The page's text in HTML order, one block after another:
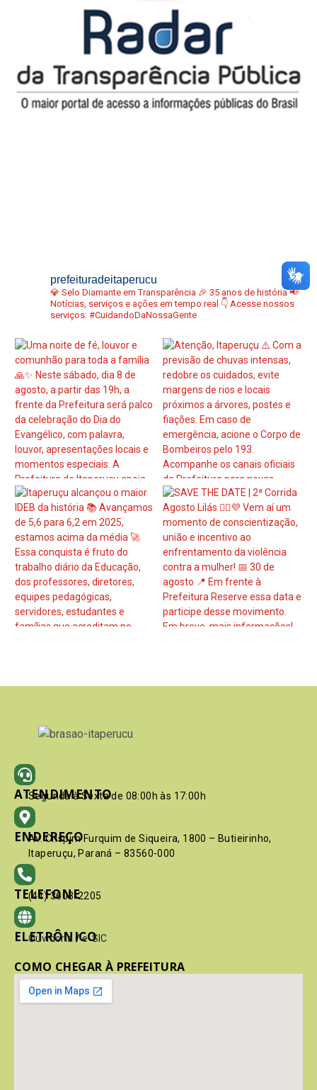
prefeituradeitaperucu
💎 Selo Diamante em Transparência 🎉 35 anos de história📢
Notícias, serviços e ações em tempo real 👇 Acesse nossos
serviços: #CuidandoDaNossaGente
ATENDIMENTO
Segunda à Sexta de 08:00h às 17:00h
ENDEREÇO
Av. Crispim Furquim de Siqueira, 1800 – Butieirinho,
Itaperuçu, Paraná – 83560-000
TELEFONE
(41) 3603-2205
ELETRÔNICO
Ouvidoria / e-SIC
COMO CHEGAR À PREFEITURA